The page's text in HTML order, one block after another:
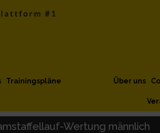
Trainingspläne Über uns
Wertung männlich